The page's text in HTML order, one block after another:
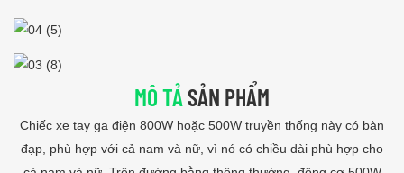
MÔ TẢSẢN PHẨM
Chiếc xe tay ga điện 800W hoặc 500W truyền thống này có bàn
đạp, phù hợp với cả nam và nữ, vì nó có chiều dài phù hợp cho